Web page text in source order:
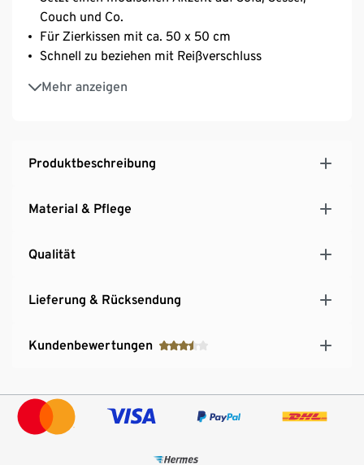
Couch und Co.
Für Zierkissen mit ca. 50 x 50 cm
Schnell zu beziehen mit Reißverschluss
Mehr anzeigen
Hochwertige, reine Baumwolle
Produktbeschreibung
Material & Pflege
Qualität
Lieferung & Rücksendung
Kundenbewertungen